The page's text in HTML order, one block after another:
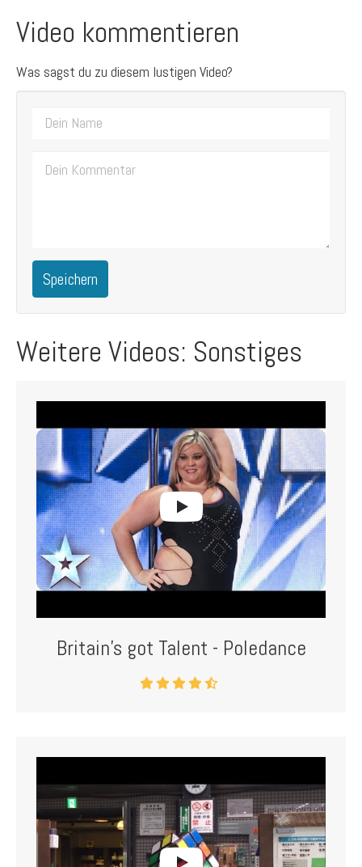
Video kommentieren
Was sagst du zu diesem lustigen Video?
Speichern
Weitere Videos: Sonstiges
Britain's got Talent - Poledance